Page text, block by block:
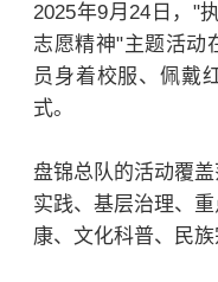
2025年9月24日，"
志愿精神"主题活动
员身着校服、佩戴
式。
盘锦总队的活动覆
实践、基层治理、
康、文化科普、民